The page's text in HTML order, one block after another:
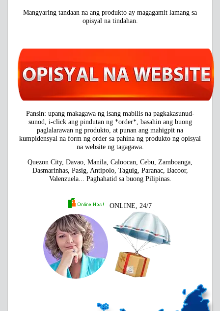
Mangyaring tandaan na ang produkto ay magagamit lamang sa
opisyal na tindahan.
Pansin: upang makagawa ng isang mabilis na pagkakasunud-
sunod, i-click ang pindutan ng *order*, basahin ang buong
paglalarawan ng produkto, at punan ang mahigpit na
kumpidensyal na form ng order sa pahina ng produkto ng opisyal
na website ng tagagawa.
Quezon City, Davao, Manila, Caloocan, Cebu, Zamboanga,
Dasmarinhas, Pasig, Antipolo, Taguig, Paranac, Bacoor,
Valenzuela... Paghahatid sa buong Pilipinas.
ONLINE, 24/7